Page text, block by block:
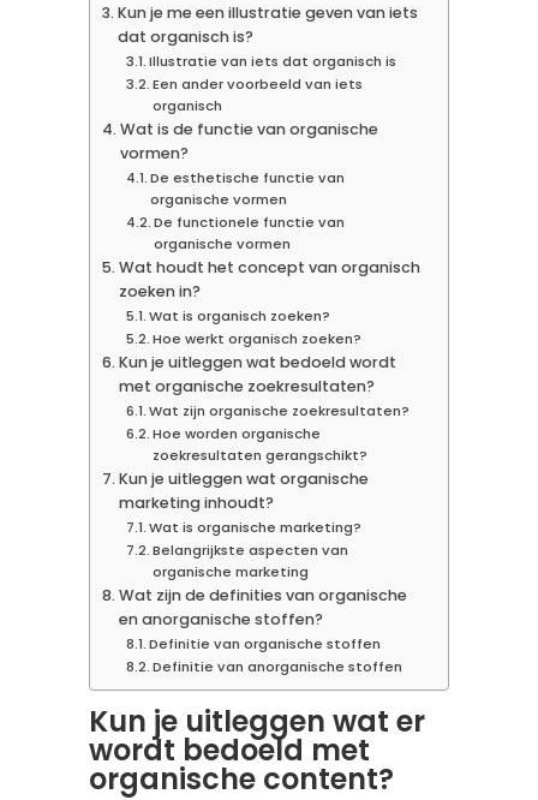
Kun je me een illustratie geven van iets
dat organisch is?
Illustratie van iets dat organisch is
Een ander voorbeeld van iets
organisch
Wat is de functie van organische
vormen?
De esthetische functie van
organische vormen
De functionele functie van
organische vormen
Wat houdt het concept van organisch
zoeken in?
Wat is organisch zoeken?
Hoe werkt organisch zoeken?
Kun je uitleggen wat bedoeld wordt
met organische zoekresultaten?
Wat zijn organische zoekresultaten?
Hoe worden organische
zoekresultaten gerangschikt?
Kun je uitleggen wat organische
marketing inhoudt?
Wat is organische marketing?
Belangrijkste aspecten van
organische marketing
Wat zijn de definities van organische
en anorganische stoffen?
Definitie van organische stoffen
Definitie van anorganische stoffen
Kun je uitleggen wat er
wordt bedoeld met
organische content?